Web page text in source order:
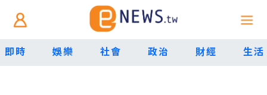
即時 娛樂 社會 政治 財經 生活